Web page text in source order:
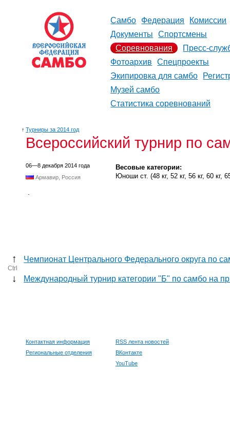
Самбо Федерация
Комиссии
Документы
Спортсмены
Соревнования
Пресс-
Фотоархив
Спецпроекты
Экипировка для самбо
Музей самбо
Статистика соревнований
↑ Турниры за 2014 год
Всероссийский турнир по
06—8 декабря 2014 года
Армавир, Россия
Весовые категории:
Юноши ст. (48 кг, 52 кг, 56 кг, 60 кг,
.
↑ Чемпионат Центрального Федерального округа по
Ctrl
↓ Международный турнир категории "Б" по самбо на
Контактная информация
Региональные отделения
RSS лента новостей
ВКонтакте
YouTube